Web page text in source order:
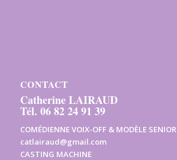
CONTACT
Catherine LAIRAUD
Tél. 06 82 24 91 39
COMÉDIENNE VOIX-OFF & MODÈLE SENIOR
catlairaud@gmail.com
CASTING MACHINE